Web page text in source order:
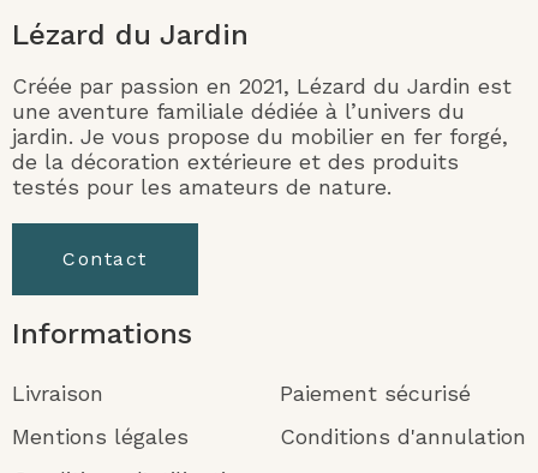
Lézard du Jardin
Créée par passion en 2021, Lézard du Jardin est
une aventure familiale dédiée à l’univers du
jardin. Je vous propose du mobilier en fer forgé,
de la décoration extérieure et des produits
testés pour les amateurs de nature.
Contact
Informations
Livraison
Mentions légales
Paiement sécurisé
Conditions d'annulation